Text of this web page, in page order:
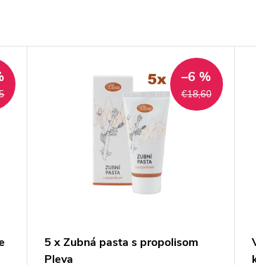
€18,60
–6 %
5 x Zubná pasta s propolisom
Pleva